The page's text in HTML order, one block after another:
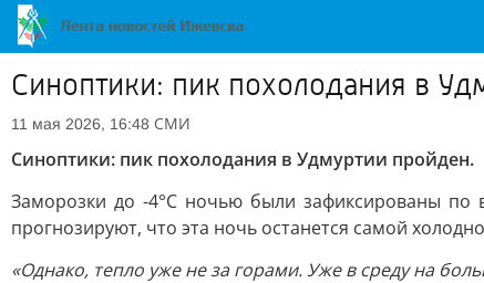
Синоптики: пик похолодания в
11 мая 2026, 16:48 СМИ
Синоптики: пик похолодания в Удмуртии пройден.
Заморозки до -4°С ночью были зафиксированы по
прогнозируют, что эта ночь останется самой
«Однако, тепло уже не за горами. Уже в среду на